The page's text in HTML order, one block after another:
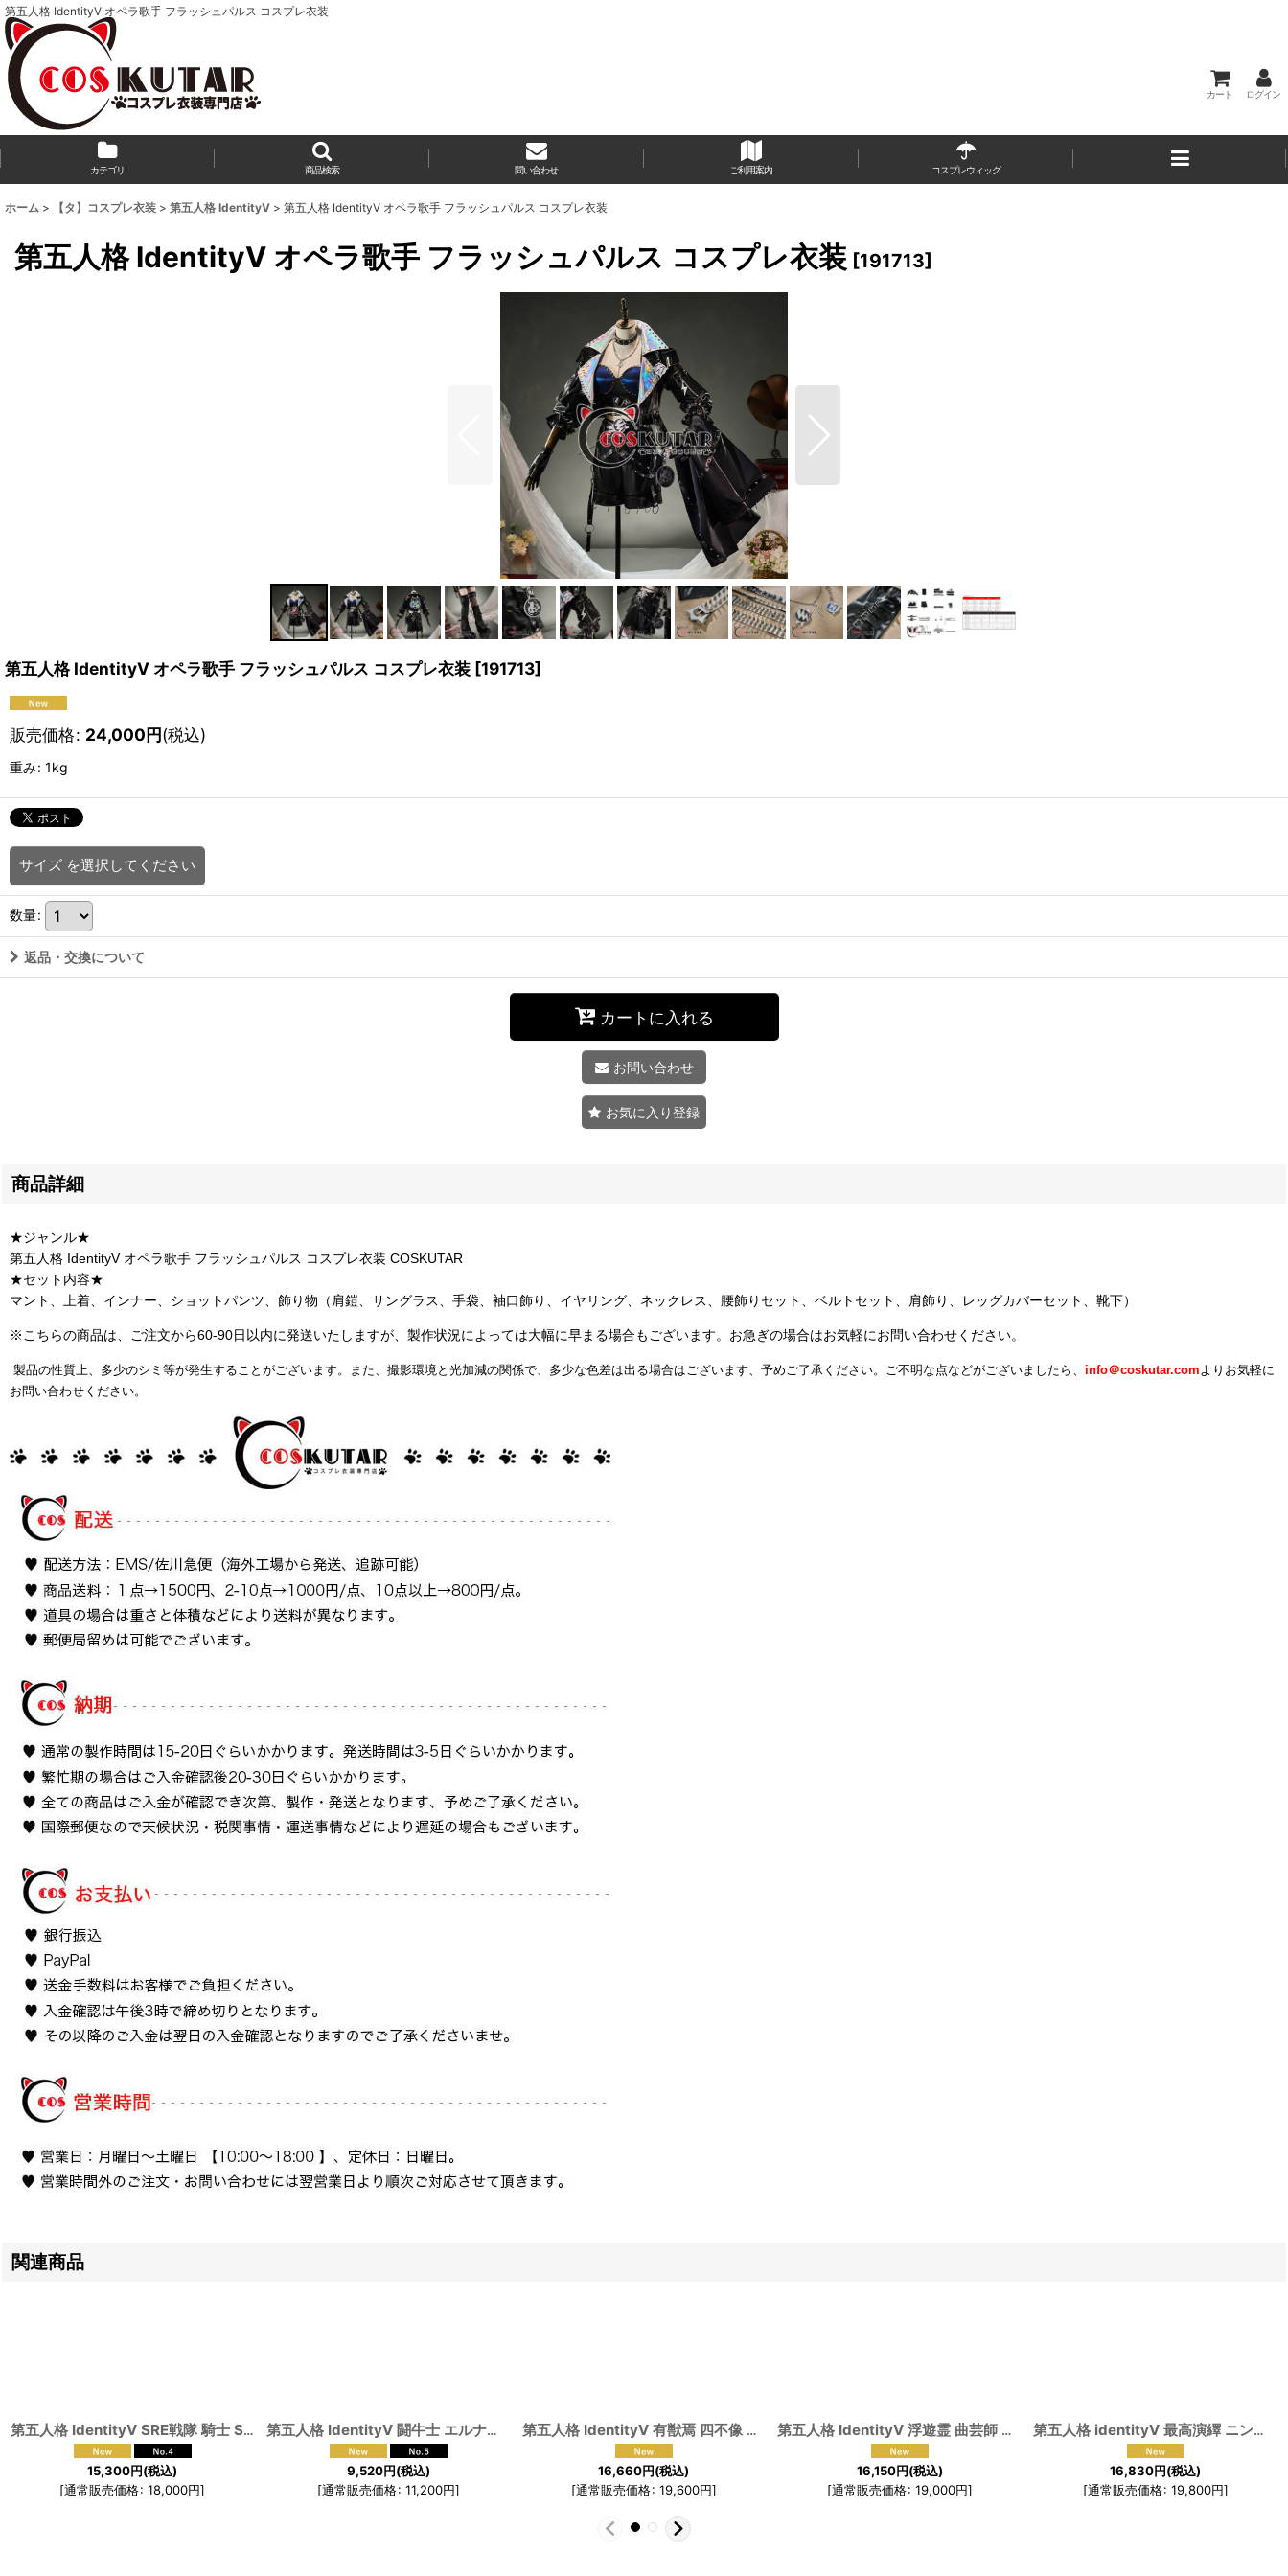
第五人格 IdentityV オペラ歌手 フラッシュパルス コスプレ衣装
カート ログイン
カテゴリ 商品検索 問い合わせ ご利用案内 コスプレウィッグ
ホーム > 【タ】コスプレ衣装 > 第五人格 IdentityV > 第五人格 IdentityV オペラ歌手 フラッシュパルス コスプレ衣装
第五人格 IdentityV オペラ歌手 フラッシュパルス コスプレ衣装 [191713]
第五人格 IdentityV オペラ歌手 フラッシュパルス コスプレ衣装 [191713]
販売価格: 24,000円(税込)
重み: 1kg
サイズ を選択してください
数量:
返品・交換について
カートに入れる
お問い合わせ
お気に入り登録
商品詳細
★ジャンル★
第五人格 IdentityV オペラ歌手 フラッシュパルス コスプレ衣装 COSKUTAR
★セット内容★
マント、上着、インナー、ショットパンツ、飾り物（肩鎧、サングラス、手袋、袖口飾り、イヤリング、ネックレス、腰飾りセット、ベルトセット、肩飾り、レッグカバーセット、靴下）
※こちらの商品は、ご注文から60-90日以内に発送いたしますが、製作状況によっては大幅に早まる場合もございます。お急ぎの場合はお気軽にお問い合わせください。
製品の性質上、多少のシミ等が発生することがございます。また、撮影環境と光加減の関係で、多少な色差は出る場合はございます、予めご了承ください。ご不明な点などがございましたら、 info＠coskutar.comよりお気軽に
お問い合わせください。
関連商品
第五人格 IdentityV SRE戦隊 騎士 SRE.RICHARD コスプレ衣装 [191712]
15,300円(税込)
[通常販売価格: 18,000円]
第五人格 IdentityV 闘牛士 エルナンド・ロメロ コスプレ衣装 [191692]
9,520円(税込)
[通常販売価格: 11,200円]
第五人格 IdentityV 有獣焉 四不像 夜の番人 イタカ コスプレ衣装 [191690]
16,660円(税込)
[通常販売価格: 19,600円]
第五人格 IdentityV 浮遊霊 曲芸師 マイク・モートン コスプレ衣装 [191689]
16,150円(税込)
[通常販売価格: 19,000円]
第五人格 identityV 最高演繹 ニンフ賞衣装 夜のソネット 呪術師 パトリシア・ドーヴァル コスプレ衣装
16,830円(税込)
[通常販売価格: 19,800円]